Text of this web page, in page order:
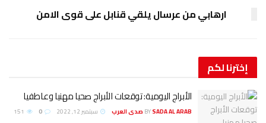
ارهابي من عرسال يلقي قنابل على قوى الامن
إخترنالكم
الأبراج اليومية: توقعات الأبراج صحيا مهنيا وعاطفيا
BYSADA AL ARAB صدى العرب سبتمبر 12, 2022